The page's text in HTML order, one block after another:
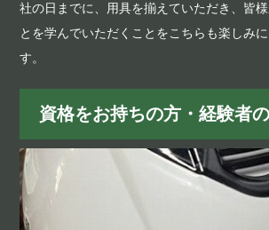
社の日までに、用具を揃えていただき、皆
とを学んでいただくことをこちらも楽しみ
す。
資格をお持ちの方・経験者